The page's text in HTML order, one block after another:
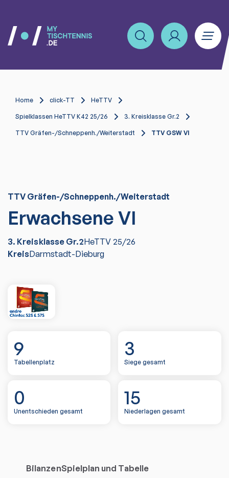
Home click-TT HeTTV
Spielklassen HeTTV K42 25/26 3. Kreisklasse Gr.2
TTV Gräfen-/Schneppenh./Weiterstadt TTV GSW VI
TTV Gräfen-/Schneppenh./Weiterstadt
Erwachsene VI
3. Kreisklasse Gr.2HeTTV 25/26
KreisDarmstadt-Dieburg
9
Tabellenplatz
3
Siege gesamt
0
Unentschieden gesamt
15
Niederlagen gesamt
BilanzenSpielplan und Tabelle